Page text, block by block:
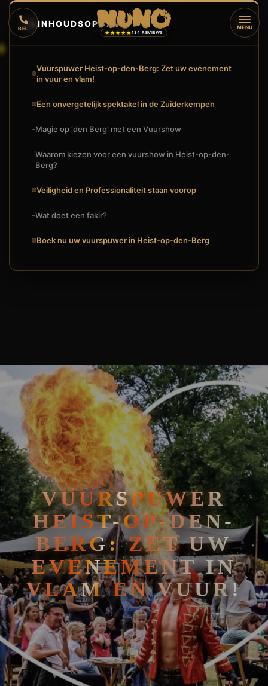
BEL
★★★★★134 REVIEWS
MENU
🔥INHOUDSOPGAVE ▼
Vuurspuwer Heist-op-den-Berg: Zet uw evenement
in vuur en vlam!
Een onvergetelijk spektakel in de Zuiderkempen
Magie op ‘den Berg’ met een Vuurshow
Waarom kiezen voor een vuurshow in Heist-op-den-
Berg?
Veiligheid en Professionaliteit staan voorop
Wat doet een fakir?
Boek nu uw vuurspuwer in Heist-op-den-Berg
VUURSPUWER
HEIST-OP-DEN-
BERG: ZET UW
EVENEMENT IN
VLAM EN VUUR!